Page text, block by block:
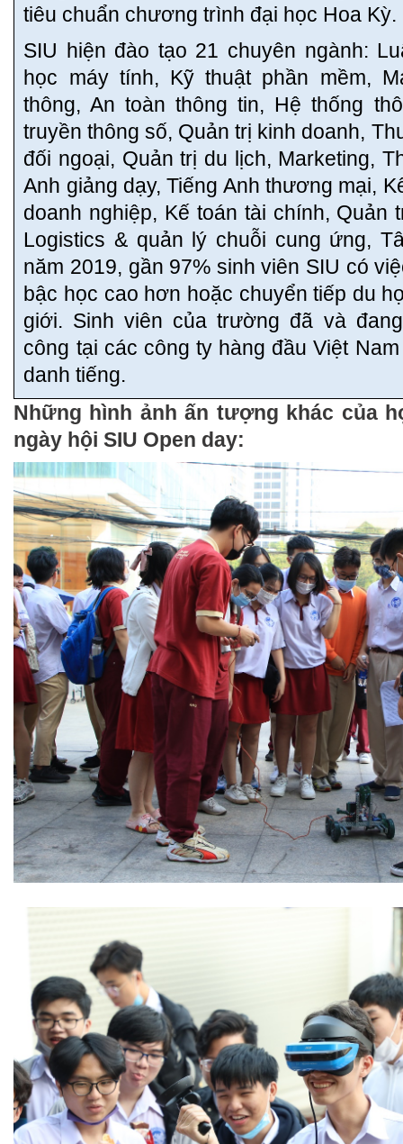
tiêu chuẩn chương trình đại học Hoa Kỳ.
SIU hiện đào tạo 21 chuyên ngành:
học máy tính, Kỹ thuật phần mềm,
thông, An toàn thông tin, Hệ thống
truyền thông số, Quản trị kinh doanh,
đối ngoại, Quản trị du lịch, Marketing,
Anh giảng dạy, Tiếng Anh thương mại,
doanh nghiệp, Kế toán tài chính, Quản
Logistics & quản lý chuỗi cung ứng,
năm 2019, gần 97% sinh viên SIU có
bậc học cao hơn hoặc chuyển tiếp du
giới. Sinh viên của trường đã và
công tại các công ty hàng đầu Việt
danh tiếng.
Những hình ảnh ấn tượng khác của
ngày hội SIU Open day: